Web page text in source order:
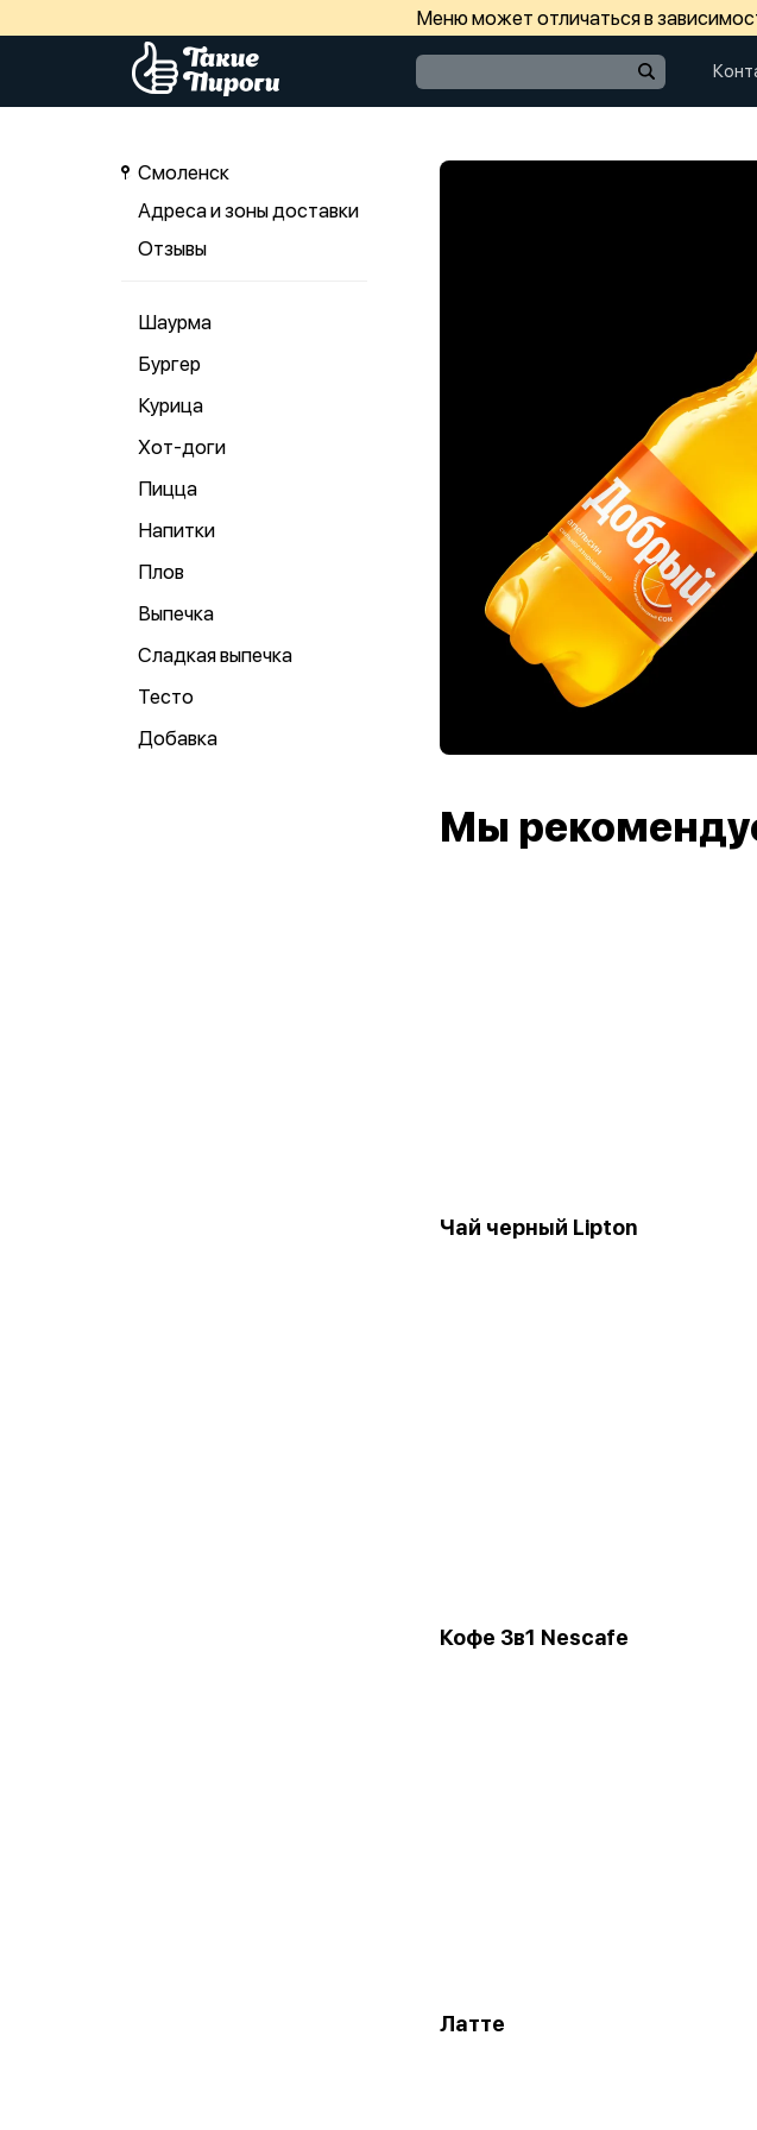
Меню может отличаться в
Смоленск
Адреса и зоны доставки
Отзывы
Шаурма
Бургер
Курица
Хот-доги
Пицца
Напитки
Плов
Выпечка
Сладкая выпечка
Тесто
Добавка
Мы
Чай черный Lipton
Кофе 3в1 Nescafe
Латте